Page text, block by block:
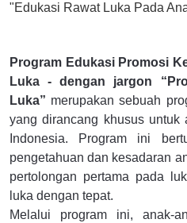
"Edukasi Rawat Luka Pada
Program Edukasi Promosi
Luka - dengan jargon
Luka” merupakan sebuah
yang dirancang khusus untuk
Indonesia. Program ini
pengetahuan dan kesadaran
pertolongan pertama pada
luka dengan tepat.
Melalui program ini, anak-